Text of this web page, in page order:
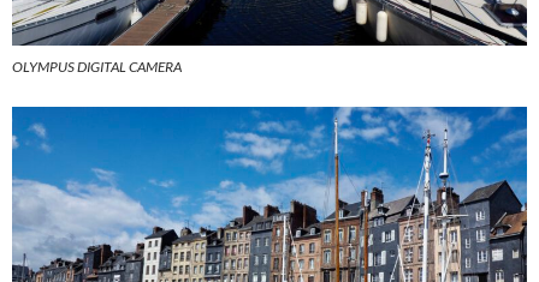
OLYMPUS DIGITAL CAMERA